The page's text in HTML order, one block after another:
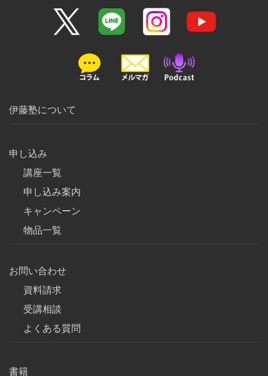
伊藤塾について
申し込み
講座一覧
申し込み案内
キャンペーン
物品一覧
お問い合わせ
資料請求
受講相談
よくある質問
書籍